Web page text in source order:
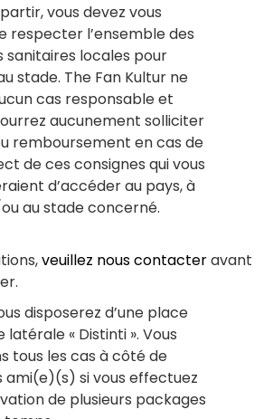
vous devez vous
respecter l’ensemble des
sanitaires locales pour
stade. The Fan Kultur ne
cas responsable et
aucunement solliciter
remboursement en cas de
de ces consignes qui vous
d’accéder au pays, à
au stade concerné.
veuillez nous contacteravant
disposerez d’une place
latérale « Distinti ». Vous
tous les cas à côté de
si vous effectuez
de plusieurs packages